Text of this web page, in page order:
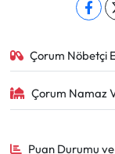
Çorum Nöbetçi
Çorum Namaz
Puan Durumu